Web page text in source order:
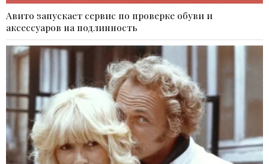
Авито запускает сервис по проверке обуви и
аксессуаров на подлинность